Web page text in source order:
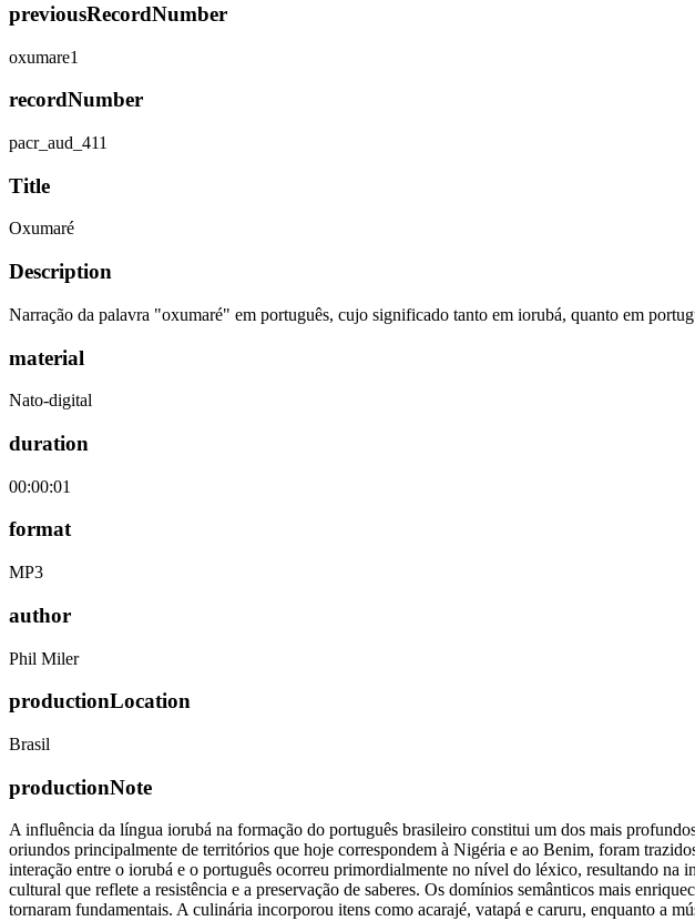
previousRecordNumber
oxumare1
recordNumber
pacr_aud_411
Title
Oxumaré
Description
Narração da palavra "oxumaré" em português, cujo significado tanto em iorubá, quanto em
material
Nato-digital
duration
00:00:01
format
MP3
author
Phil Miler
productionLocation
Brasil
productionNote
A influência da língua iorubá na formação do português brasileiro constitui um dos mais
oriundos principalmente de territórios que hoje correspondem à Nigéria e ao Benim, foram
interação entre o iorubá e o português ocorreu primordialmente no nível do léxico, resultando na
cultural que reflete a resistência e a preservação de saberes. Os domínios semânticos mais
tornaram fundamentais. A culinária incorporou itens como acarajé, vatapá e caruru, enquanto a